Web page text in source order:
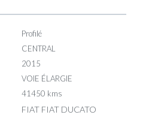
Profilé
CENTRAL
2015
VOIE ÉLARGIE
41450 kms
FIAT FIAT DUCATO